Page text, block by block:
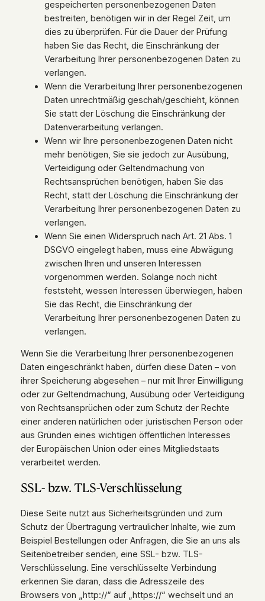
gespeicherten personenbezogenen Daten
bestreiten, benötigen wir in der Regel Zeit, um
dies zu überprüfen. Für die Dauer der Prüfung
haben Sie das Recht, die Einschränkung der
Verarbeitung Ihrer personenbezogenen Daten zu
verlangen.
Wenn die Verarbeitung Ihrer personenbezogenen
Daten unrechtmäßig geschah/geschieht, können
Sie statt der Löschung die Einschränkung der
Datenverarbeitung verlangen.
Wenn wir Ihre personenbezogenen Daten nicht
mehr benötigen, Sie sie jedoch zur Ausübung,
Verteidigung oder Geltendmachung von
Rechtsansprüchen benötigen, haben Sie das
Recht, statt der Löschung die Einschränkung der
Verarbeitung Ihrer personenbezogenen Daten zu
verlangen.
Wenn Sie einen Widerspruch nach Art. 21 Abs. 1
DSGVO eingelegt haben, muss eine Abwägung
zwischen Ihren und unseren Interessen
vorgenommen werden. Solange noch nicht
feststeht, wessen Interessen überwiegen, haben
Sie das Recht, die Einschränkung der
Verarbeitung Ihrer personenbezogenen Daten zu
verlangen.
Wenn Sie die Verarbeitung Ihrer personenbezogenen
Daten eingeschränkt haben, dürfen diese Daten – von
ihrer Speicherung abgesehen – nur mit Ihrer Einwilligung
oder zur Geltendmachung, Ausübung oder Verteidigung
von Rechtsansprüchen oder zum Schutz der Rechte
einer anderen natürlichen oder juristischen Person oder
aus Gründen eines wichtigen öffentlichen Interesses
der Europäischen Union oder eines Mitgliedstaats
verarbeitet werden.
SSL- bzw. TLS-Verschlüsselung
Diese Seite nutzt aus Sicherheitsgründen und zum
Schutz der Übertragung vertraulicher Inhalte, wie zum
Beispiel Bestellungen oder Anfragen, die Sie an uns als
Seitenbetreiber senden, eine SSL- bzw. TLS-
Verschlüsselung. Eine verschlüsselte Verbindung
erkennen Sie daran, dass die Adresszeile des
Browsers von „http://“ auf „https://“ wechselt und an